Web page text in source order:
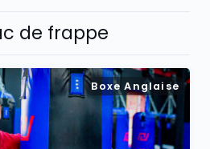
de frappe
Boxe Anglaise